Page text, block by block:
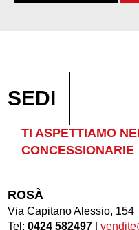
SEDI
TI ASPETTIAMO
CONCESSIONARIE
ROSÀ
Via Capitano Alessio, 154
Tel:0424 582497 |